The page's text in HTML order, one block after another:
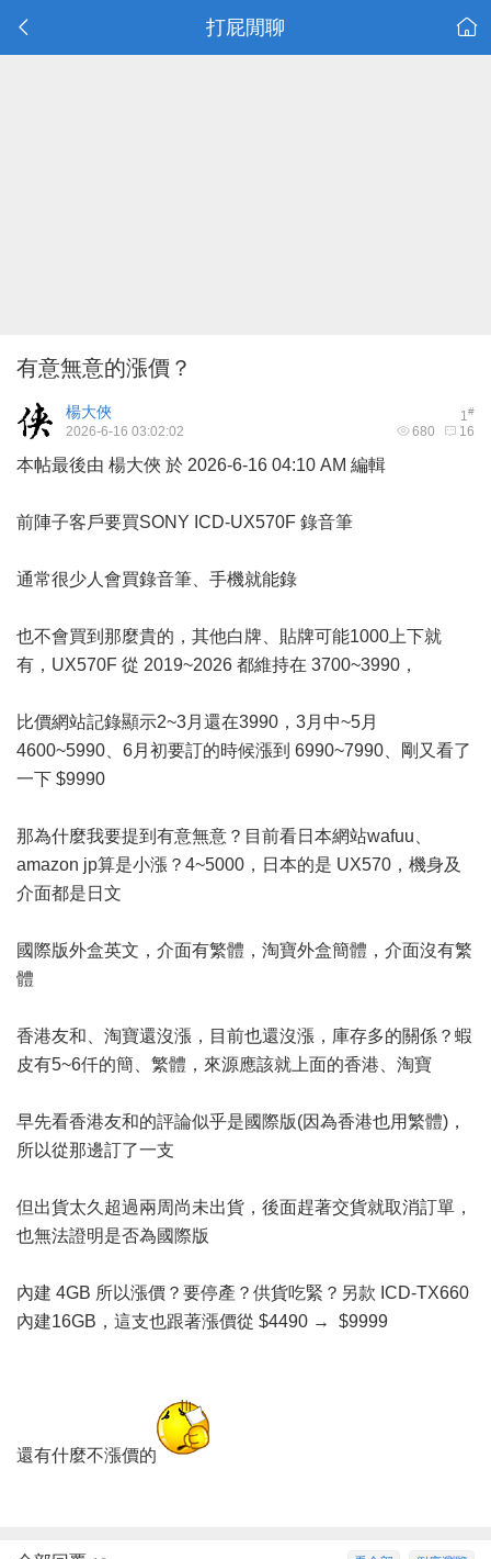
打屁閒聊
有意無意的漲價？
1#
楊大俠
680 16
2026-6-16 03:02:02
本帖最後由 楊大俠 於 2026-6-16 04:10 AM 編輯
前陣子客戶要買SONY ICD-UX570F 錄音筆
通常很少人會買錄音筆、手機就能錄
也不會買到那麼貴的，其他白牌、貼牌可能1000上下就
有，UX570F 從 2019~2026 都維持在 3700~3990，
比價網站記錄顯示2~3月還在3990，3月中~5月
4600~5990、6月初要訂的時候漲到 6990~7990、剛又看了
一下 $9990
那為什麼我要提到有意無意？目前看日本網站wafuu、
amazon jp算是小漲？4~5000，日本的是 UX570，機身及
介面都是日文
國際版外盒英文，介面有繁體，淘寶外盒簡體，介面沒有繁
體
香港友和、淘寶還沒漲，目前也還沒漲，庫存多的關係？蝦
皮有5~6仟的簡、繁體，來源應該就上面的香港、淘寶
早先看香港友和的評論似乎是國際版(因為香港也用繁體)，
所以從那邊訂了一支
但出貨太久超過兩周尚未出貨，後面趕著交貨就取消訂單，
也無法證明是否為國際版
內建 4GB 所以漲價？要停產？供貨吃緊？另款 ICD-TX660
內建16GB，這支也跟著漲價從 $4490 → $9999
還有什麼不漲價的